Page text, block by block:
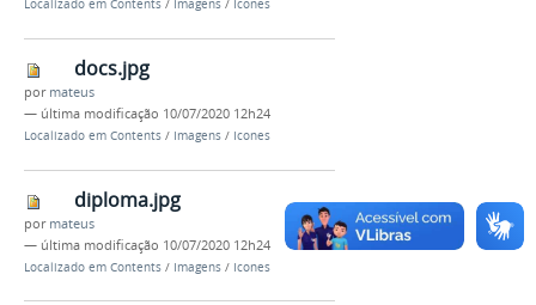
Localizado em Contents / Imagens / Icones
docs.jpg
por mateus
— última modificação 10/07/2020 12h24
Localizado em Contents / Imagens / Icones
diploma.jpg
por mateus
— última modificação 10/07/2020 12h24
Localizado em Contents / Imagens / Icones